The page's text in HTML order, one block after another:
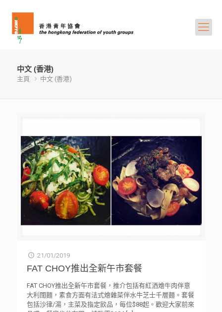
中文 (香港)
主頁 中文 (香港)
21/01/2019
FAT CHOY推出全新午市套餐
FAT CHOY推出全新午市套餐，推介包括有紅洒燴牛肉伴意
大利闊麵，素食方面有法式燴雜菜伴水牛芝士千層麵。套餐
包括沙律/湯，主菜及指定飲品，每位$88起。歡迎大家前來